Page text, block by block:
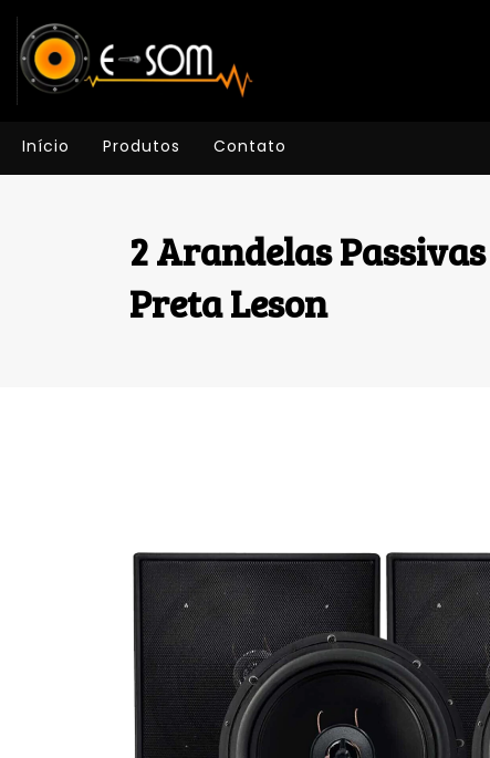
Início Produtos Contato
2 Arandelas
Preta Leson